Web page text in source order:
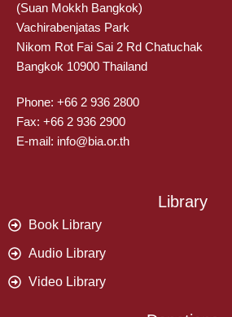
(Suan Mokkh Bangkok)
Vachirabenjatas Park
Nikom Rot Fai Sai 2 Rd Chatuchak
Bangkok 10900 Thailand
Phone: +66 2 936 2800
Fax: +66 2 936 2900
E-mail: info@bia.or.th
Library
Book Library
Audio Library
Video Library